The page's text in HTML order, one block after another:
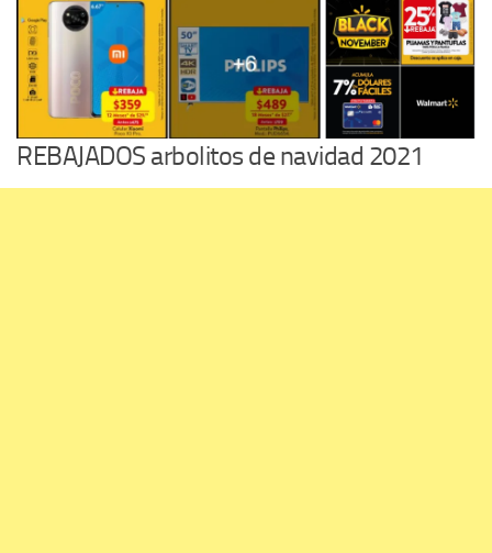
REBAJADOS arbolitos de navidad 2021